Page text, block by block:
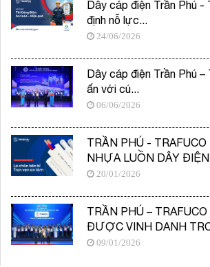
Dây cáp điện Trần Phú -
định nỗ lực...
24/06/2026
Dây cáp điện Trần Phú –
ấn với cú...
06/06/2026
TRẦN PHÚ -
NHỰA LUỒN DÂY ĐIỆN
20/01/2026
TRẦN PHÚ –
ĐƯỢC VINH DANH
09/01/2026